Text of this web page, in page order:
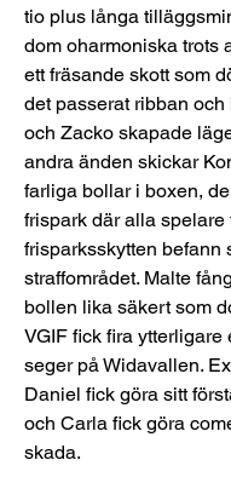
tio plus långa
dom oharmoniska trots
ett fräsande skott som
det passerat ribban
och Zacko skapade
andra änden skickar
farliga bollar i boxen,
frispark där alla spelare
frisparksskytten befann
straffområdet. Malte
bollen lika säkert som
VGIF fick fira ytterligare
seger på Widavallen.
Daniel fick göra sitt
och Carla fick göra
skada.